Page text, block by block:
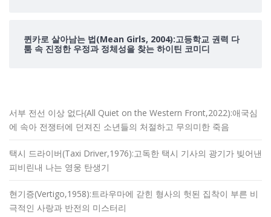
퀸카로 살아남는 법(Mean Girls, 2004):고등학교 권력 다
툼 속 진정한 우정과 정체성을 찾는 하이틴 코미디
서부 전선 이상 없다(All Quiet on the Western Front,2022):애국심
에 속아 전쟁터에 던져진 소년들의 처절하고 무의미한 죽음
택시 드라이버(Taxi Driver,1976):고독한 택시 기사의 광기가 빚어낸
피비린내 나는 영웅 탄생기
현기증(Vertigo,1958):트라우마에 갇힌 형사의 헛된 집착이 부른 비
극적인 사랑과 반전의 미스터리